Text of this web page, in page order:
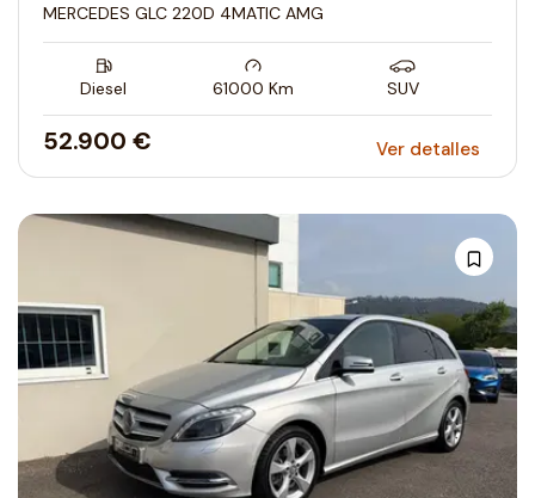
MERCEDES GLC 220D 4MATIC AMG
Diesel 61000 Km SUV
52.900 € Ver detalles